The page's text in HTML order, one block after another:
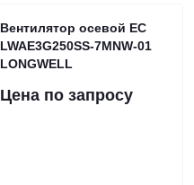
Вентилятор осевой EC
LWAE3G250SS-7MNW-01
LONGWELL
Цена по запросу